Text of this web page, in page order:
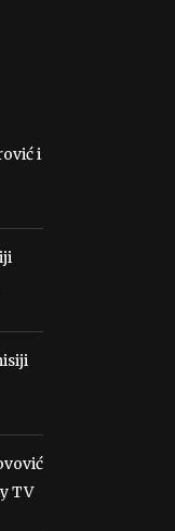
i
TV